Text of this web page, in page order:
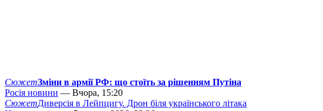
СюжетЗміни в армії РФ: що стоїть за рішенням Путіна
Росія новини — Вчора, 15:20
СюжетДиверсія в Лейпцигу. Дрон біля українського літака